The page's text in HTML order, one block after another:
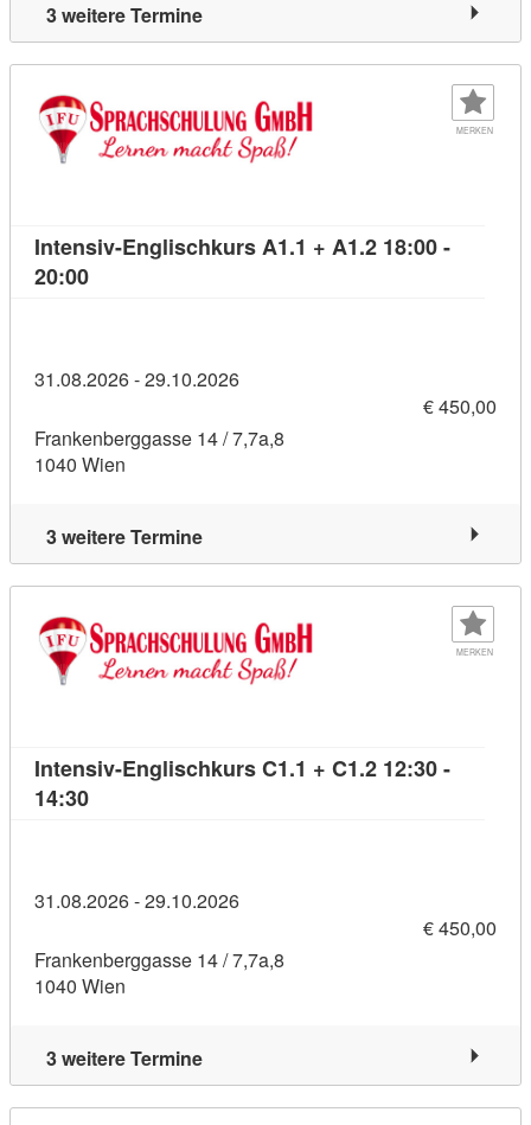
3 weitere Termine
MERKEN
Intensiv-Englischkurs A1.1 + A1.2 18:00 -
20:00Kursdetail: Intensiv-Englischkurs A1.1 + A1.2
31.08.2026 - 29.10.2026
€ 450,00
Frankenberggasse 14 / 7,7a,8
1040 Wien
3 weitere Termine
MERKEN
Intensiv-Englischkurs C1.1 + C1.2 12:30 -
14:30Kursdetail: Intensiv-Englischkurs C1.1 + C1.2
31.08.2026 - 29.10.2026
€ 450,00
Frankenberggasse 14 / 7,7a,8
1040 Wien
3 weitere Termine